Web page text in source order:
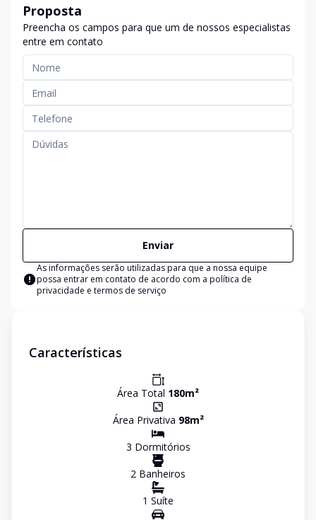
Proposta
Preencha os campos para que um de nossos especialistas
entre em contato
Enviar
As informações serão utilizadas para que a nossa equipe
possa entrar em contato de acordo com a política de
privacidade e termos de serviço
Características
Área Total 180m²
Área Privativa 98m²
3 Dormitórios
2 Banheiros
1 Suíte